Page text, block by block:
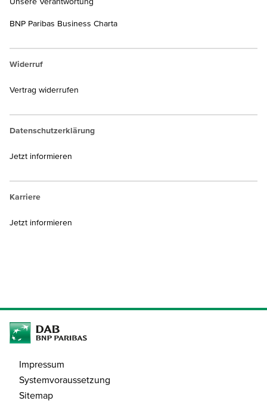
BNP Paribas Business Charta
Widerruf
Vertrag widerrufen
Datenschutzerklärung
Jetzt informieren
Karriere
Jetzt informieren
Impressum
Systemvoraussetzung
Sitemap